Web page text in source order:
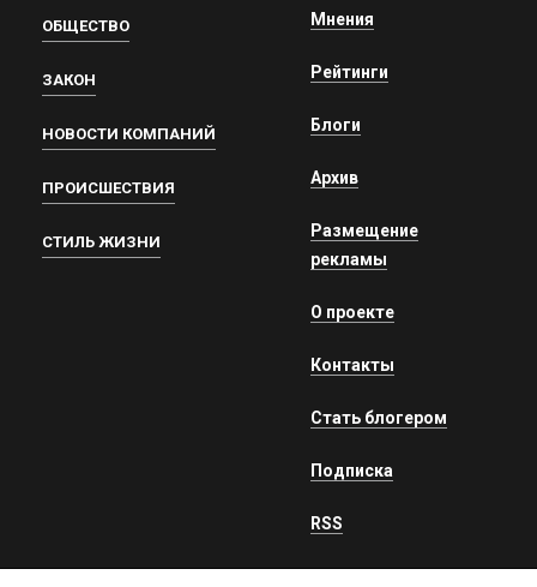
ОБЩЕСТВО
ЗАКОН
НОВОСТИ КОМПАНИЙ
ПРОИСШЕСТВИЯ
СТИЛЬ ЖИЗНИ
Мнения
Рейтинги
Блоги
Архив
Размещение
рекламы
О проекте
Контакты
Стать блогером
Подписка
RSS